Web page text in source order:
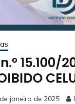
15.100/
janeiro de 2025